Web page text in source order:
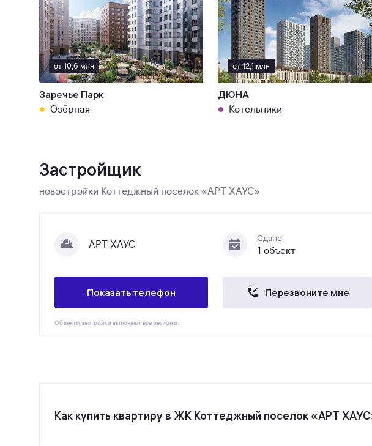
от 10,6 млн
Заречье Парк
Озёрная
от 12,1 млн
ДЮНА
Котельники
Застройщик
новостройки Коттеджный поселок «АРТ ХАУС»
АРТ ХАУС
Сдано
1 объект
Показать телефон Перезвоните мне
Объекты застройки включают все регионы.
Как купить квартиру в ЖК Коттеджный поселок «АРТ